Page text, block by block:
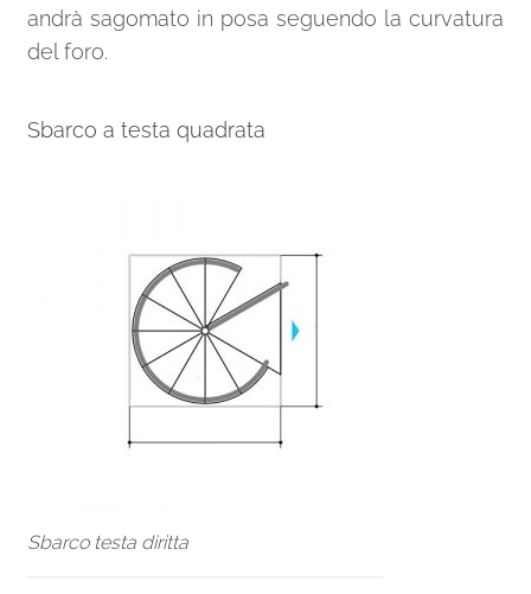
andrà sagomato in posa seguendo la curvatura
del foro.
Sbarco a testa quadrata
Sbarco testa diritta